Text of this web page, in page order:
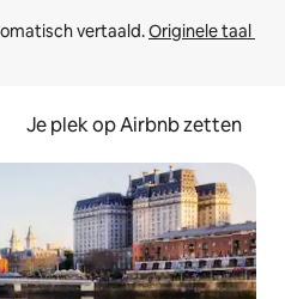
vertaald. Originele taal
Je plek op Airbnb zetten